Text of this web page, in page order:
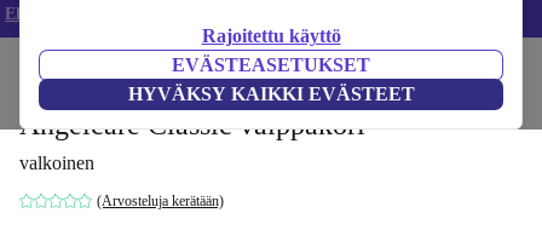
Rajoitettu käyttö
EVÄSTEASETUKSET
HYVÄKSY KAIKKI EVÄSTEET
Ehdot ja säännöt
Angelcare Classic vaippakori
valkoinen
(Arvosteluja kerätään)